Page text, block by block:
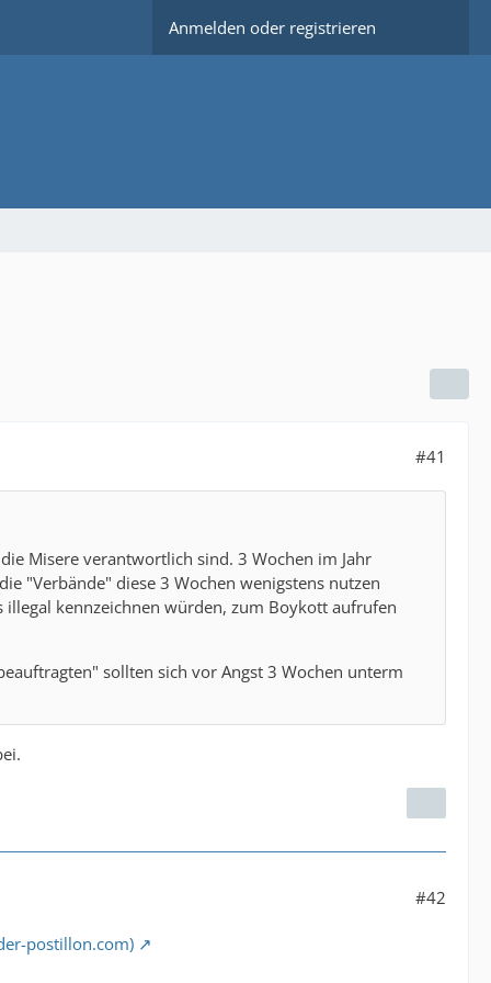
Anmelden oder registrieren
#41
Misere verantwortlich sind. 3 Wochen im Jahr
"Verbände" diese 3 Wochen wenigstens nutzen
kennzeichnen würden, zum Boykott aufrufen
sollten sich vor Angst 3 Wochen unterm
#42
postillon.com)